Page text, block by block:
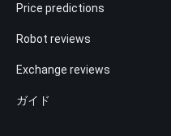
Price predictions
Robot reviews
Exchange reviews
ガイド